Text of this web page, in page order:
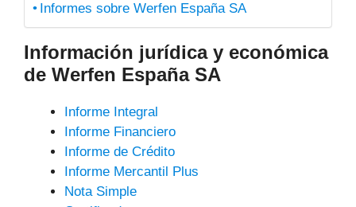
Informes sobre Werfen España SA
Información jurídica y económica
de Werfen España SA
Informe Integral
Informe Financiero
Informe de Crédito
Informe Mercantil Plus
Nota Simple